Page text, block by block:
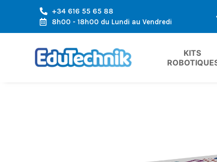
+34 616 55 65 88
8h00 - 18h00 du Lundi au Vendredi
RÉGION DE L'EUROPE EXPÉDITION RAPIDE, ARRIVÉE
KITS